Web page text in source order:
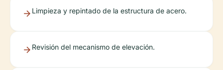
Limpieza y repintado de la estructura de acero.
Revisión del mecanismo de elevación.